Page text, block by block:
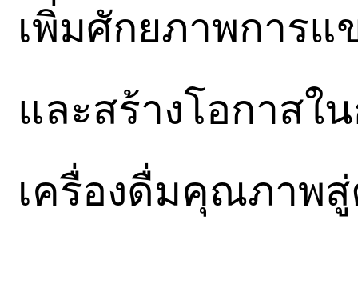
เพิ่มศักยภาพการแ
และสร้างโอกาสใ
เครื่องดื่มคุณภาพ